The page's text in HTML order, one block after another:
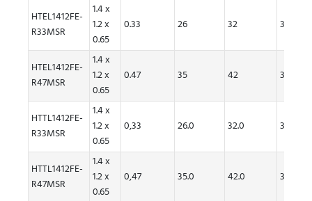
HTEL1412FE-
R33MSR
1.4 x
1.2 x
0.65
0.33 26 32 3.3
HTEL1412FE-
R47MSR
1.4 x
1.2 x
0.65
0.47 35 42 3.4
HTTL1412FE-
R33MSR
1.4 x
1.2 x
0.65
0,33 26.0 32.0 3.30
HTTL1412FE-
R47MSR
1.4 x
1.2 x
0.65
0,47 35.0 42.0 3.40